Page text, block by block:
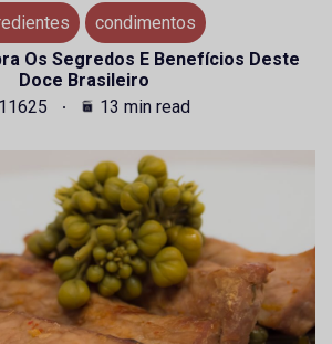
condimentos
Os Segredos E Benefícios Deste
Doce Brasileiro
11625
13 min read